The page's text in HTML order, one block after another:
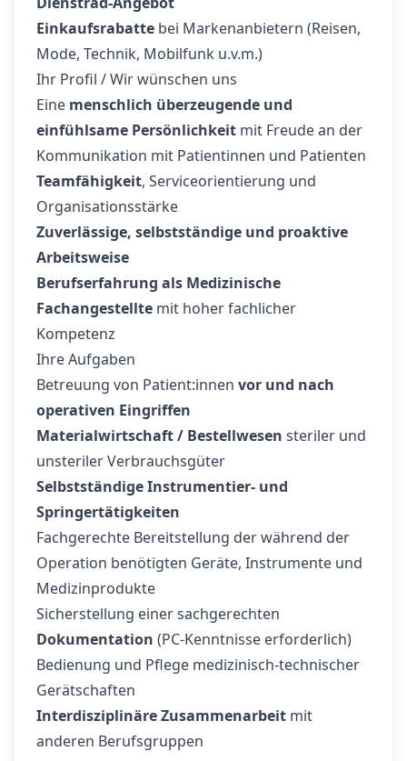
Einkaufsrabatte bei Markenanbietern (Reisen,
Mode, Technik, Mobilfunk u.v.m.)
Ihr Profil / Wir wünschen uns
Eine menschlich überzeugende und
einfühlsame Persönlichkeit mit Freude an der
Kommunikation mit Patientinnen und Patienten
Teamfähigkeit, Serviceorientierung und
Organisationsstärke
Zuverlässige, selbstständige und proaktive
Arbeitsweise
Berufserfahrung als Medizinische
Fachangestellte mit hoher fachlicher
Kompetenz
Ihre Aufgaben
Betreuung von Patient:innen vor und nach
operativen Eingriffen
Materialwirtschaft / Bestellwesen steriler und
unsteriler Verbrauchsgüter
Selbstständige Instrumentier- und
Springertätigkeiten
Fachgerechte Bereitstellung der während der
Operation benötigten Geräte, Instrumente und
Medizinprodukte
Sicherstellung einer sachgerechten
Dokumentation (PC-Kenntnisse erforderlich)
Bedienung und Pflege medizinisch-technischer
Gerätschaften
Interdisziplinäre Zusammenarbeit mit
anderen Berufsgruppen